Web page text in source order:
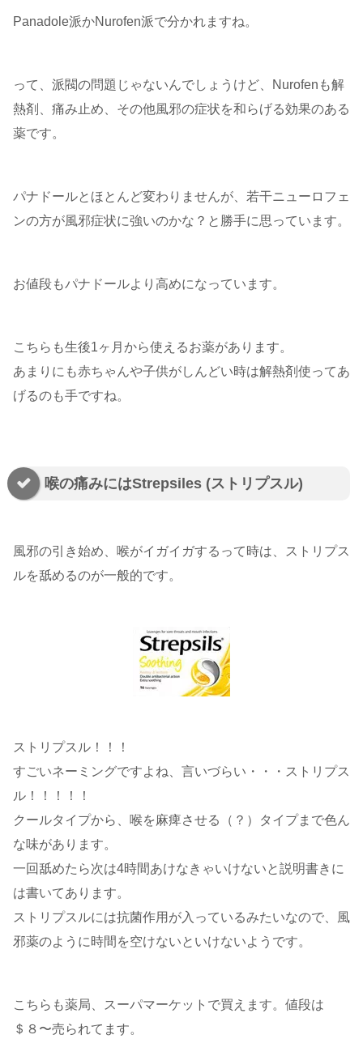
Panadole派かNurofen派で分かれますね。
って、派閥の問題じゃないんでしょうけど、Nurofenも解
熱剤、痛み止め、その他風邪の症状を和らげる効果のある
薬です。
パナドールとほとんど変わりませんが、若干ニューロフェ
ンの方が風邪症状に強いのかな？と勝手に思っています。
お値段もパナドールより高めになっています。
こちらも生後1ヶ月から使えるお薬があります。
あまりにも赤ちゃんや子供がしんどい時は解熱剤使ってあ
げるのも手ですね。
喉の痛みにはStrepsiles (ストリプスル)
風邪の引き始め、喉がイガイガするって時は、ストリプス
ルを舐めるのが一般的です。
ストリプスル！！！
すごいネーミングですよね、言いづらい・・・ストリプス
ル！！！！！
クールタイプから、喉を麻痺させる（？）タイプまで色ん
な味があります。
一回舐めたら次は4時間あけなきゃいけないと説明書きに
は書いてあります。
ストリプスルには抗菌作用が入っているみたいなので、風
邪薬のように時間を空けないといけないようです。
こちらも薬局、スーパマーケットで買えます。値段は
＄８〜売られてます。